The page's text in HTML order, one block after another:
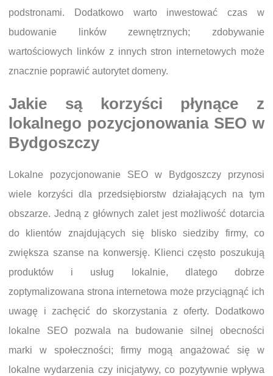
podstronami. Dodatkowo warto inwestować czas w
budowanie linków zewnętrznych; zdobywanie
wartościowych linków z innych stron internetowych może
znacznie poprawić autorytet domeny.
Jakie są korzyści płynące z
lokalnego pozycjonowania SEO w
Bydgoszczy
Lokalne pozycjonowanie SEO w Bydgoszczy przynosi
wiele korzyści dla przedsiębiorstw działających na tym
obszarze. Jedną z głównych zalet jest możliwość dotarcia
do klientów znajdujących się blisko siedziby firmy, co
zwiększa szanse na konwersję. Klienci często poszukują
produktów i usług lokalnie, dlatego dobrze
zoptymalizowana strona internetowa może przyciągnąć ich
uwagę i zachęcić do skorzystania z oferty. Dodatkowo
lokalne SEO pozwala na budowanie silnej obecności
marki w społeczności; firmy mogą angażować się w
lokalne wydarzenia czy inicjatywy, co pozytywnie wpływa